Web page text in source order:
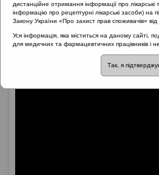
Кашель і його
лікування
дистанційне отримання інформації про
інформацію про рецептурні лікарські засоби) на
Закону України «Про захист прав споживачів»
Уся інформація, яка міститься на даному сайті,
для медичних та фармацевтичних працівників і не
Так, я